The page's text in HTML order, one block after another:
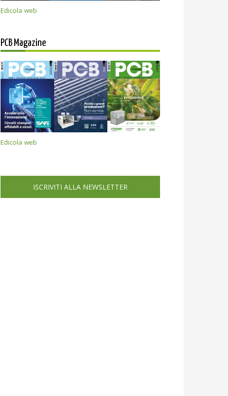
Edicola web
PCB Magazine
Edicola web
ISCRIVITI ALLA NEWSLETTER